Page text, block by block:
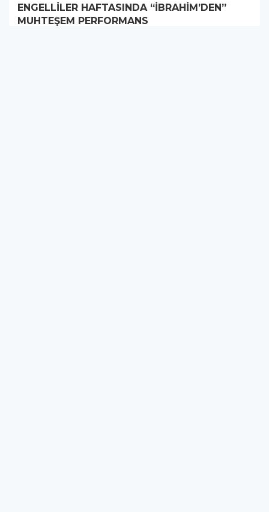
ENGELLİLER HAFTASINDA “İBRAHİM’DEN”
MUHTEŞEM PERFORMANS